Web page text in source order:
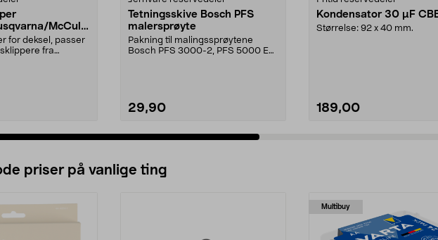
McCullo
for deksel, passer
fra
Tetningsskive Bosch PFS
malersprøyte
Pakning til malingssprøytene
Bosch PFS 3000-2, PFS 5000 E
29,90
Kondensator 30 µF
Størrelse: 92 x 40 mm.
189,00
priser på vanlige ting
Multibuy